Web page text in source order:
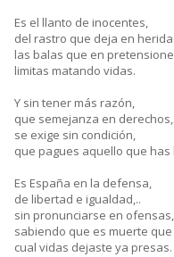
Es el llanto de inocentes,
del rastro que deja en
las balas que en
limitas matando vidas.
Y sin tener más razón,
que semejanza en
se exige sin condición,
que pagues aquello que has
Es España en la defensa,
de libertad e igualdad,..
sin pronunciarse en ofensas,
sabiendo que es muerte
cual vidas dejaste ya presas.